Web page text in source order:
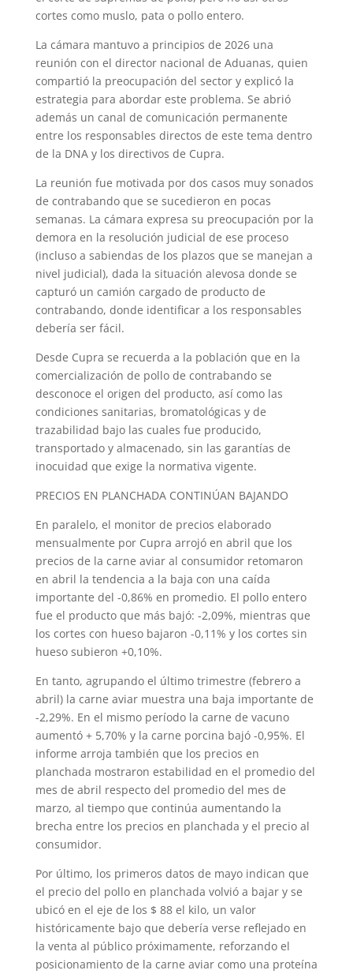
cortes como muslo, pata o pollo entero.
La cámara mantuvo a principios de 2026 una
reunión con el director nacional de Aduanas, quien
compartió la preocupación del sector y explicó la
estrategia para abordar este problema. Se abrió
además un canal de comunicación permanente
entre los responsables directos de este tema dentro
de la DNA y los directivos de Cupra.
La reunión fue motivada por dos casos muy sonados
de contrabando que se sucedieron en pocas
semanas. La cámara expresa su preocupación por la
demora en la resolución judicial de ese proceso
(incluso a sabiendas de los plazos que se manejan a
nivel judicial), dada la situación alevosa donde se
capturó un camión cargado de producto de
contrabando, donde identificar a los responsables
debería ser fácil.
Desde Cupra se recuerda a la población que en la
comercialización de pollo de contrabando se
desconoce el origen del producto, así como las
condiciones sanitarias, bromatológicas y de
trazabilidad bajo las cuales fue producido,
transportado y almacenado, sin las garantías de
inocuidad que exige la normativa vigente.
PRECIOS EN PLANCHADA CONTINÚAN BAJANDO
En paralelo, el monitor de precios elaborado
mensualmente por Cupra arrojó en abril que los
precios de la carne aviar al consumidor retomaron
en abril la tendencia a la baja con una caída
importante del -0,86% en promedio. El pollo entero
fue el producto que más bajó: -2,09%, mientras que
los cortes con hueso bajaron -0,11% y los cortes sin
hueso subieron +0,10%.
En tanto, agrupando el último trimestre (febrero a
abril) la carne aviar muestra una baja importante de
-2,29%. En el mismo período la carne de vacuno
aumentó + 5,70% y la carne porcina bajó -0,95%. El
informe arroja también que los precios en
planchada mostraron estabilidad en el promedio del
mes de abril respecto del promedio del mes de
marzo, al tiempo que continúa aumentando la
brecha entre los precios en planchada y el precio al
consumidor.
Por último, los primeros datos de mayo indican que
el precio del pollo en planchada volvió a bajar y se
ubicó en el eje de los $ 88 el kilo, un valor
históricamente bajo que debería verse reflejado en
la venta al público próximamente, reforzando el
posicionamiento de la carne aviar como una proteína